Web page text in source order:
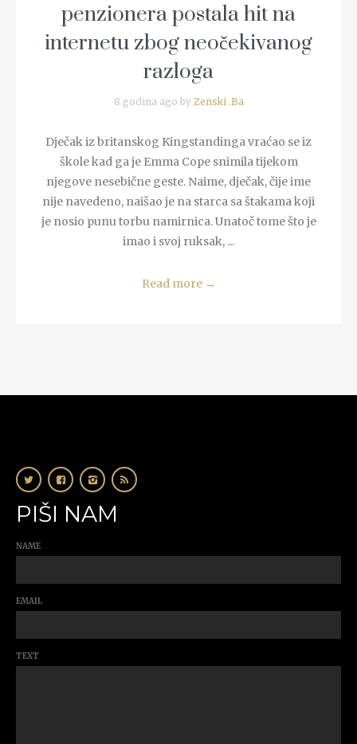
penzionera postala hit na
internetu zbog neočekivanog
razloga
8 godina ago by Zenski .Ba
Dječak iz britanskog Kingstandinga vraćao se iz
škole kad ga je Emma Cope snimila tijekom
njegove nesebične geste. Naime, dječak, čije ime
nije navedeno, naišao je na starca sa štakama koji
je nosio punu torbu namirnica. Unatoč tome što je
imao i svoj ruksak, ...
Read more →
PIŠI NAM
NAME
EMAIL
TEXT